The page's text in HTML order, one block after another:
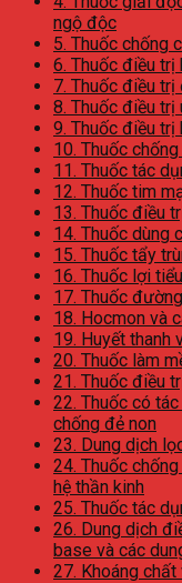
ngộ độc
5. Thuốc chống
6. Thuốc điều trị
7. Thuốc điều
8. Thuốc điều trị
9. Thuốc điều
10. Thuốc
11. Thuốc tác
12. Thuốc tim
13. Thuốc điều
14. Thuốc dùng
15. Thuốc tẩy
16. Thuốc lợi tiểu
17. Thuốc
18. Hocmon và
19. Huyết thanh
20. Thuốc làm
21. Thuốc điều
22. Thuốc có
chống đẻ non
23. Dung dịch
24. Thuốc
hệ thần kinh
25. Thuốc tác
26. Dung dịch
base và các
27. Khoáng